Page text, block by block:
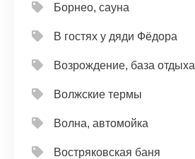
Борнео, сауна
В гостях у дяди Фёдора
Возрождение, база отдыха
Волжские термы
Волна, автомойка
Востряковская баня